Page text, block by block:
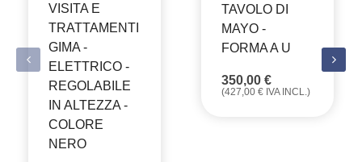
VISITA E
TRATTAMENTI
GIMA -
ELETTRICO -
REGOLABILE
IN ALTEZZA -
COLORE
NERO
TAVOLO DI
MAYO -
FORMA A U
350,00 €
(427,00 € IVA INCL.)